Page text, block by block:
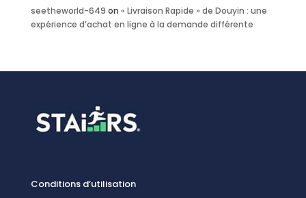
seetheworld-649 on « Livraison Rapide » de Douyin : une
expérience d’achat en ligne à la demande différente
Conditions d’utilisation